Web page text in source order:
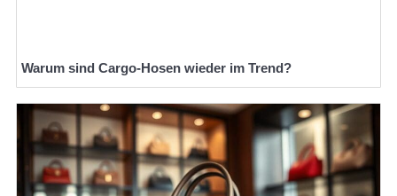
Warum sind Cargo-Hosen wieder im Trend?